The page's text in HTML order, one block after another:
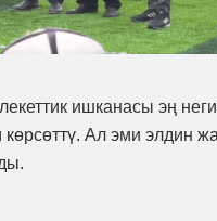
ишканасы эң
Ал эми элдин